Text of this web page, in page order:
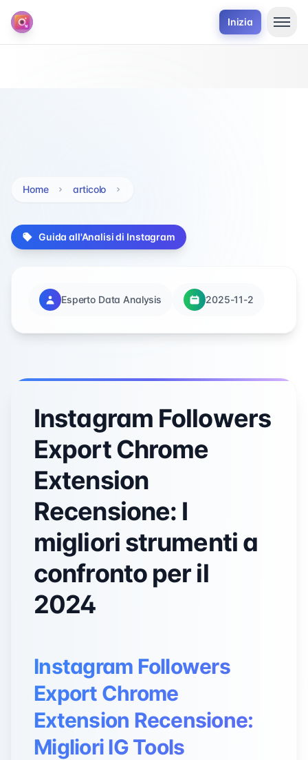
Inizia
Home articolo
Guida all'Analisi di Instagram
Esperto Data Analysis 2025-11-2
Instagram Followers
Export Chrome
Extension
Recensione: I
migliori strumenti a
confronto per il
2024
Instagram Followers
Export Chrome
Extension Recensione:
Migliori IG Tools